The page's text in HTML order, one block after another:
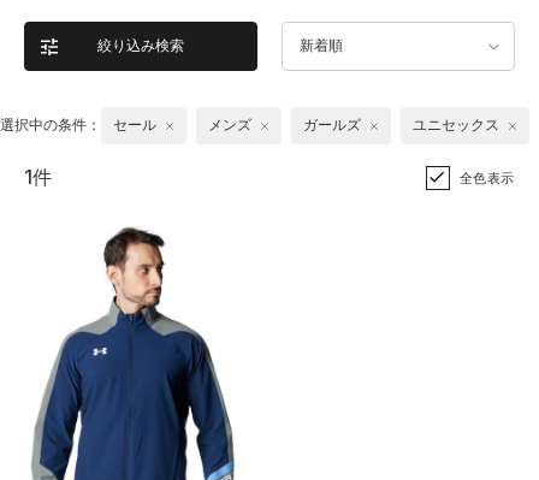
絞り込み検索 新着順
選択中の条件： セール メンズ ガールズ ユニセックス
1件 全色表示